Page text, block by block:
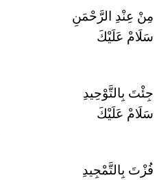
مِنْ عِنْدِ الرَّحْمَنِ
سَلَامْ عَلَيْكَ
جِئْتَ بِالتَّوْحِيدِ
سَلَامْ عَلَيْكَ
فُزْتَ بِالتَّمْجِيدِ